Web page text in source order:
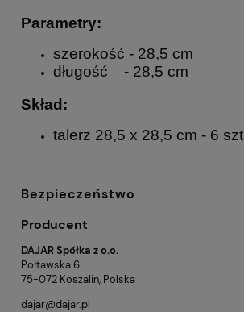
Parametry:
szerokość - 28,5 cm
długość - 28,5 cm
Skład:
talerz 28,5 x 28,5 cm - 6 szt
Bezpieczeństwo
Producent
DAJAR Spółka z o.o.
Połtawska 6
75-072 Koszalin, Polska
dajar@dajar.pl